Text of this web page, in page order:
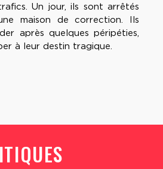
Un jour, ils sont arrêtés
maison de correction. Ils
après quelques péripéties,
à leur destin tragique.